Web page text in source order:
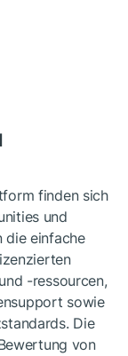
finden sich
und
die einfache
-ressourcen,
sowie
Die
von